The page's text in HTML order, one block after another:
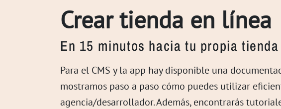
Crear tienda en línea
En 15 minutos hacia tu propia
Para el CMS y la app hay disponible una
mostramos paso a paso cómo puedes utilizar
agencia/desarrollador. Además, encontrarás